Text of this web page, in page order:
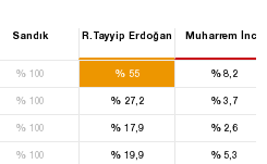
Sandık R.Tayyip Erdoğan Muharrem İnce
%100 % 55 %8,2
%100 % 27,2 %3,7
%100 % 17,9 %2,6
%100 % 19,9 %5,3